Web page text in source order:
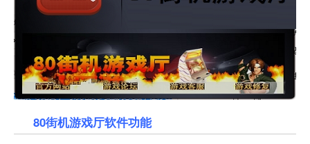
80街机游戏厅软件功能